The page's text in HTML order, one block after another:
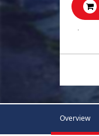
.
Overview